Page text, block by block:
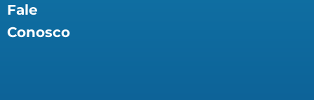
Fale
Conosco